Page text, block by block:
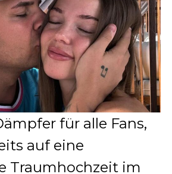
für alle Fans,
auf eine
Traumhochzeit im